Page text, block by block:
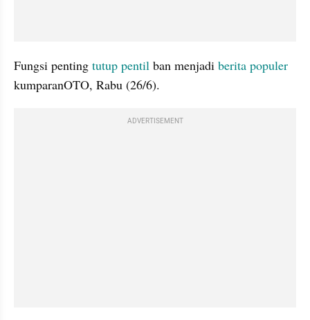
Fungsi penting tutup pentil ban menjadi
kumparanOTO, Rabu (26/6).
ADVERTISEMENT